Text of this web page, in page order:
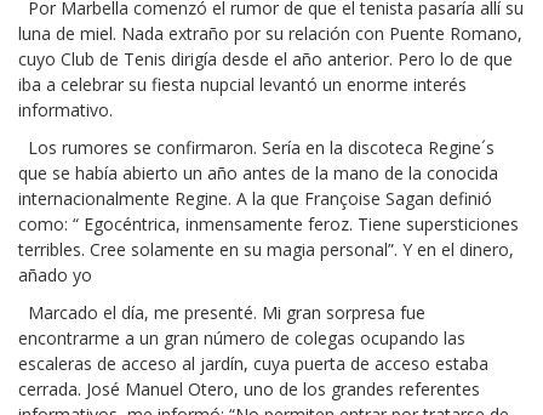
Por Marbella comenzó el rumor de que el tenista pasaría allí su
luna de miel. Nada extraño por su relación con Puente Romano,
cuyo Club de Tenis dirigía desde el año anterior. Pero lo de que
iba a celebrar su fiesta nupcial levantó un enorme interés
informativo.
Los rumores se confirmaron. Sería en la discoteca Regine´s
que se había abierto un año antes de la mano de la conocida
internacionalmente Regine. A la que Françoise Sagan definió
como: “ Egocéntrica, inmensamente feroz. Tiene supersticiones
terribles. Cree solamente en su magia personal”. Y en el dinero,
añado yo
Marcado el día, me presenté. Mi gran sorpresa fue
encontrarme a un gran número de colegas ocupando las
escaleras de acceso al jardín, cuya puerta de acceso estaba
cerrada. José Manuel Otero, uno de los grandes referentes